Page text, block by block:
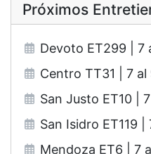
Próximos
Devoto ET299 | 7
Centro TT31 | 7
San Justo ET10 |
San Isidro ET119
Mendoza ET6 | 7